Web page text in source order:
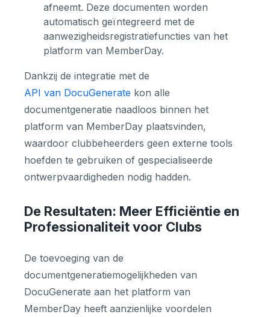
afneemt. Deze documenten worden
automatisch geïntegreerd met de
aanwezigheidsregistratiefuncties van het
platform van MemberDay.
Dankzij de integratie met de
API van DocuGenerate kon alle
documentgeneratie naadloos binnen het
platform van MemberDay plaatsvinden,
waardoor clubbeheerders geen externe tools
hoefden te gebruiken of gespecialiseerde
ontwerpvaardigheden nodig hadden.
De Resultaten: Meer Efficiëntie en
Professionaliteit voor Clubs
De toevoeging van de
documentgeneratiemogelijkheden van
DocuGenerate aan het platform van
MemberDay heeft aanzienlijke voordelen